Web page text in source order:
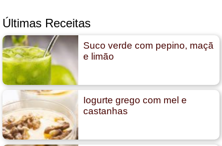
Últimas Receitas
Suco verde com pepino, maçã
e limão
Iogurte grego com mel e
castanhas